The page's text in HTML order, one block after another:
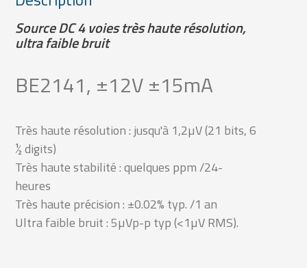
Source DC 4 voies très haute résolution,
ultra faible bruit
BE2141, ±12V ±15mA
Très haute résolution : jusqu'à 1,2µV (21 bits, 6
½ digits)
Très haute stabilité : quelques ppm /24-
heures
Très haute précision : ±0.02% typ. /1 an
Ultra faible bruit : 5µVp-p typ (<1µV RMS).